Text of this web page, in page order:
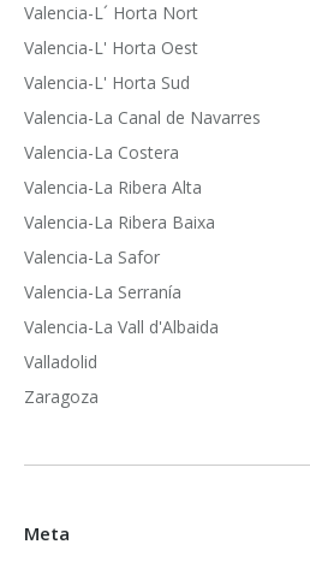
Valencia-L´ Horta Nort
Valencia-L' Horta Oest
Valencia-L' Horta Sud
Valencia-La Canal de Navarres
Valencia-La Costera
Valencia-La Ribera Alta
Valencia-La Ribera Baixa
Valencia-La Safor
Valencia-La Serranía
Valencia-La Vall d'Albaida
Valladolid
Zaragoza
Meta